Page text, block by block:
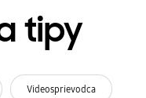
tipy
Videosprievodca